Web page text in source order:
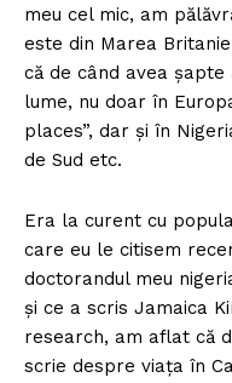
meu cel mic, am
este din Marea
că de când avea
lume, nu doar în
places”, dar și în
de Sud etc.
Era la curent cu
care eu le citisem
doctorandul meu
și ce a scris Jamaica
research, am aflat că
scrie despre viața în